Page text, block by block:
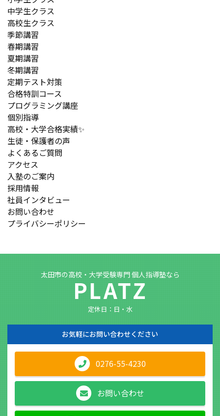
中学生クラス
高校生クラス
季節講習
春期講習
夏期講習
冬期講習
定期テスト対策
合格特訓コース
プログラミング講座
個別指導
高校・大学合格実績✨
生徒・保護者の声
よくあるご質問
アクセス
入塾のご案内
採用情報
社員インタビュー
お問い合わせ
プライバシーポリシー
太田市の高校・大学受験専門 個人指導塾なら
定休日：日・水
お気軽にお問い合わせください
0276-55-4230
お問い合わせ